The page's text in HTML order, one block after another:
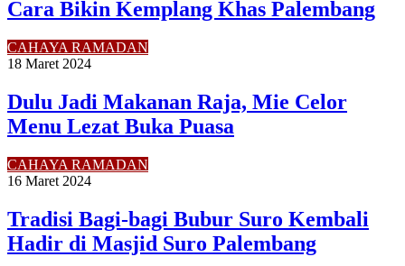
Cara Bikin Kemplang Khas Palembang
CAHAYA RAMADAN
18 Maret 2024
Dulu Jadi Makanan Raja, Mie Celor
Menu Lezat Buka Puasa
CAHAYA RAMADAN
16 Maret 2024
Tradisi Bagi-bagi Bubur Suro Kembali
Hadir di Masjid Suro Palembang